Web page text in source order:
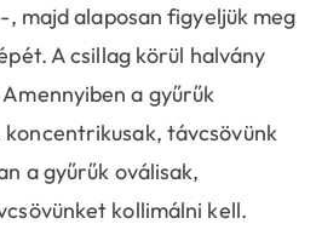
majd alaposan figyeljük meg
A csillag körül halvány
a gyűrűk
távcsövünk
a gyűrűk oválisak,
kollimálni kell.